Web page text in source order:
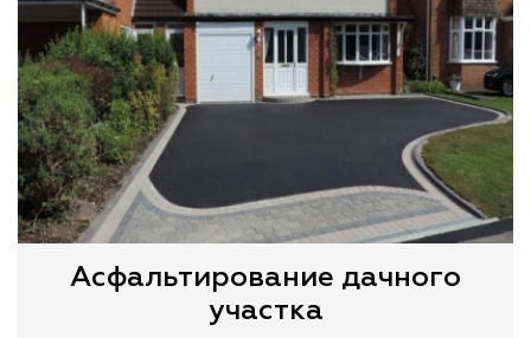
Асфальтирование дачного
участка